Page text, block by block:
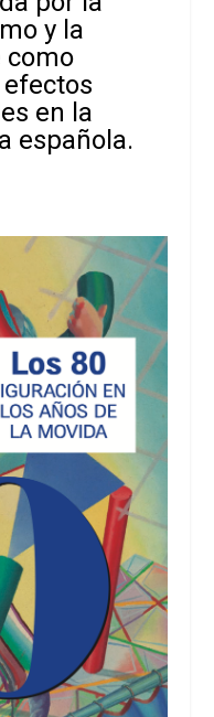
y la
como
en la
española.